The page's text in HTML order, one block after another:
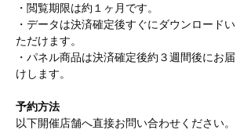
・閲覧期限は約１ヶ月です。
・データは決済確定後すぐにダウンロードい
ただけます。
・パネル商品は決済確定後約３週間後にお届
けします。
予約方法
以下開催店舗へ直接お問い合わせください。